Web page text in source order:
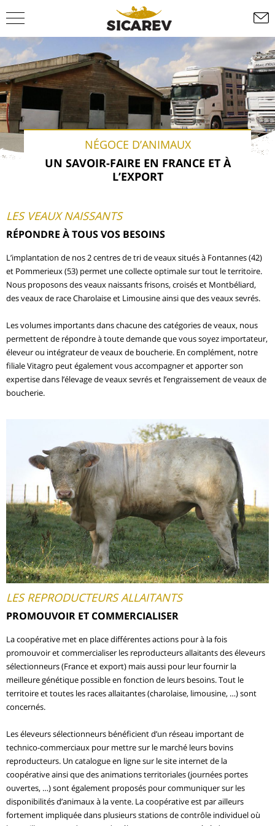
NÉGOCE D’ANIMAUX
UN SAVOIR-FAIRE EN FRANCE ET À
L’EXPORT
LES VEAUX NAISSANTS
RÉPONDRE À TOUS VOS BESOINS
L’implantation de nos 2 centres de tri de veaux situés à Fontannes (42)
et Pommerieux (53) permet une collecte optimale sur tout le territoire.
Nous proposons des veaux naissants frisons, croisés et Montbéliard,
des veaux de race Charolaise et Limousine ainsi que des veaux sevrés.
Les volumes importants dans chacune des catégories de veaux, nous
permettent de répondre à toute demande que vous soyez importateur,
éleveur ou intégrateur de veaux de boucherie. En complément, notre
filiale Vitagro peut également vous accompagner et apporter son
expertise dans l’élevage de veaux sevrés et l’engraissement de veaux de
boucherie.
LES REPRODUCTEURS ALLAITANTS
PROMOUVOIR ET COMMERCIALISER
La coopérative met en place différentes actions pour à la fois
promouvoir et commercialiser les reproducteurs allaitants des éleveurs
sélectionneurs (France et export) mais aussi pour leur fournir la
meilleure génétique possible en fonction de leurs besoins. Tout le
territoire et toutes les races allaitantes (charolaise, limousine, …) sont
concernés.
Les éleveurs sélectionneurs bénéficient d’un réseau important de
technico-commerciaux pour mettre sur le marché leurs bovins
reproducteurs. Un catalogue en ligne sur le site internet de la
coopérative ainsi que des animations territoriales (journées portes
ouvertes, …) sont également proposés pour communiquer sur les
disponibilités d’animaux à la vente. La coopérative est par ailleurs
fortement impliquée dans plusieurs stations de contrôle individuel où